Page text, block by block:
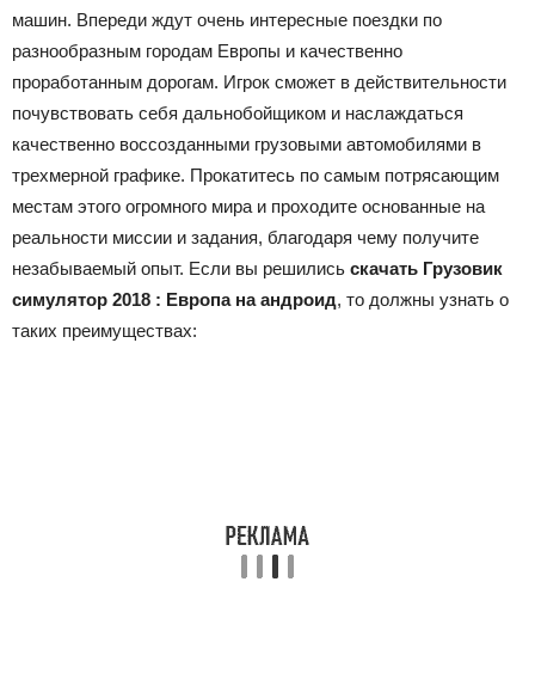
машин. Впереди ждут очень интересные поездки по
разнообразным городам Европы и качественно
проработанным дорогам. Игрок сможет в действительности
почувствовать себя дальнобойщиком и наслаждаться
качественно воссозданными грузовыми автомобилями в
трехмерной графике. Прокатитесь по самым потрясающим
местам этого огромного мира и проходите основанные на
реальности миссии и задания, благодаря чему получите
незабываемый опыт. Если вы решились скачать Грузовик
симулятор 2018 : Европа на андроид, то должны узнать о
таких преимуществах: